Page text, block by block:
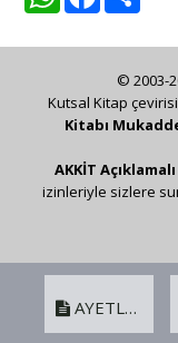
AYETLER
© 2003-
Kutsal Kitap
Kitabı
AKKİT
izinleriyle sizlere